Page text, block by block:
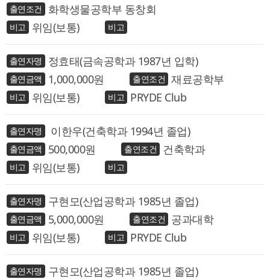
화학생물공학부 동창회
위임(보통)
정효태(금속공학과 1987년 입학)
1,000,000
재료공학부
위임(보통)
PRYDE Club
이한우(건축학과 1994년 졸업)
500,000
건축학과
위임(보통)
구현모(산업공학과 1985년 졸업)
5,000,000
공과대학
위임(보통)
PRYDE Club
구현모(산업공학과 1985년 졸업)